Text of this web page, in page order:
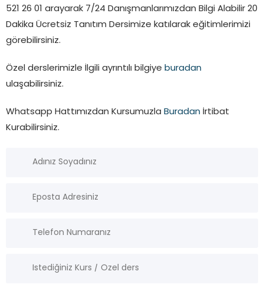
521 26 01 arayarak 7/24 Danışmanlarımızdan Bilgi Alabilir 20
Dakika Ücretsiz Tanıtım Dersimize katılarak eğitimlerimizi
görebilirsiniz.
Özel derslerimizle İlgili ayrıntılı bilgiye buradan
ulaşabilirsiniz.
Whatsapp Hattımızdan Kursumuzla Buradan İrtibat
Kurabilirsiniz.